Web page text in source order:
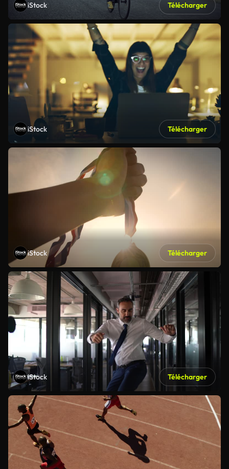
iStock Télécharger
iStock Télécharger
iStock Télécharger
iStock Télécharger